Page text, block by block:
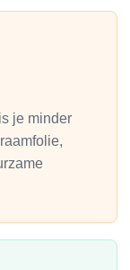
je minder